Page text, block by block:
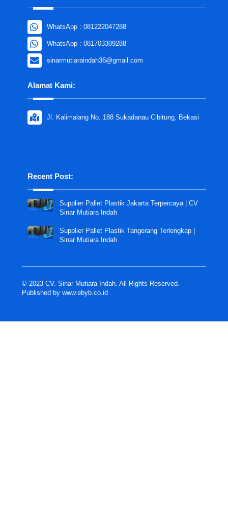
WhatsApp : 081222047288
WhatsApp : 081703309288
sinarmutiaraindah36@gmail.com
Alamat Kami:
Jl. Kalimalang No. 188 Sukadanau Cibitung, Bekasi
Recent Post:
Supplier Pallet Plastik Jakarta Terpercaya | CV
Sinar Mutiara Indah
Supplier Pallet Plastik Tangerang Terlengkap |
Sinar Mutiara Indah
© 2023 CV. Sinar Mutiara Indah. All Rights Reserved.
Published by www.ebyb.co.id